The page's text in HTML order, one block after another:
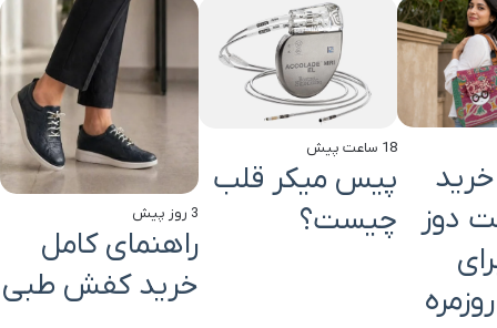
دوز
18 ساعت پیش
پیس میکر قلب
چیست؟
3 روز پیش
راهنمای کامل
خرید کفش طبی